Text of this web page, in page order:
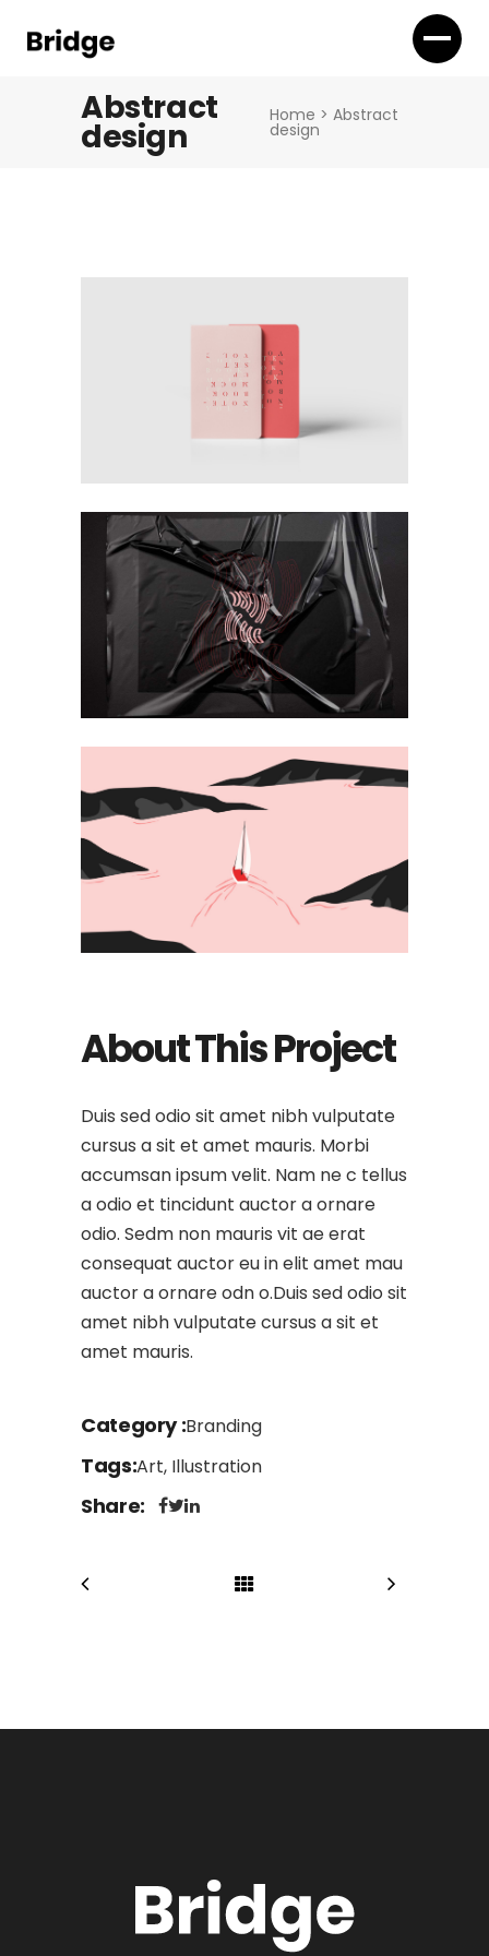
Abstract
design
Home >Abstract
design
About This Project
Duis sed odio sit amet nibh vulputate
cursus a sit et amet mauris. Morbi
accumsan ipsum velit. Nam ne c tellus
a odio et tincidunt auctor a ornare
odio. Sedm non mauris vit ae erat
consequat auctor eu in elit amet mau
auctor a ornare odn o.Duis sed odio sit
amet nibh vulputate cursus a sit et
amet mauris.
Category Branding
Tags Art, Illustration
Share